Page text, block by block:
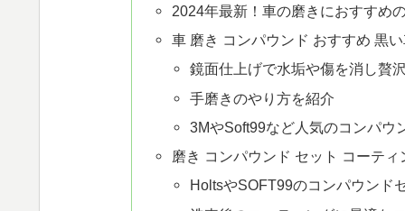
2024年最新！車の磨きにおすすめ
車 磨き コンパウンド おすすめ 黒
鏡面仕上げで水垢や傷を消し贅
手磨きのやり方を紹介
3MやSoft99など人気のコンパウ
磨き コンパウンド セット コーティ
HoltsやSOFT99のコンパウンド